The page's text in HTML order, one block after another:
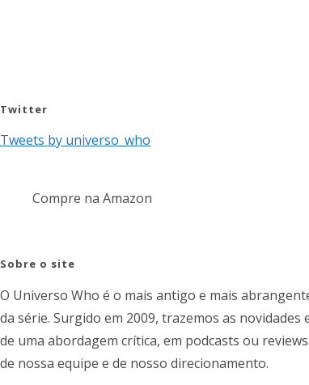
Twitter
Tweets by universo_who
Compre na Amazon
Sobre o site
O Universo Who é o mais antigo e mais
da série. Surgido em 2009, trazemos as
de uma abordagem crítica, em podcasts ou
de nossa equipe e de nosso direcionamento.